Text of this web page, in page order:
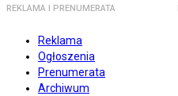
REKLAMA I PRENUMERATA
Reklama
Ogłoszenia
Prenumerata
Archiwum